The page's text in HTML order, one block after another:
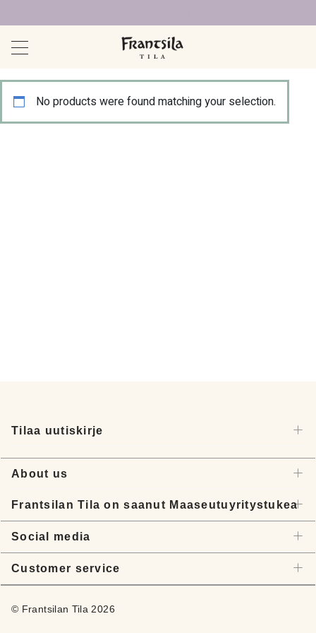
No products were found matching your selection.
About us
Frantsilan Tila on saanut Maaseutuyritystukea
Social media
Customer service
Tilaa uutiskirje
© Frantsilan Tila 2026